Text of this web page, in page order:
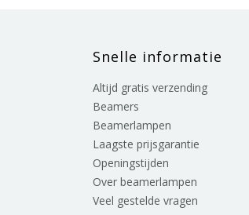
Snelle informatie
Altijd gratis verzending
Beamers
Beamerlampen
Laagste prijsgarantie
Openingstijden
Over beamerlampen
Veel gestelde vragen